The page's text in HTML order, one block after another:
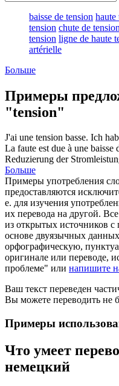
baisse de tension haute
tension chute de tension
tension ligne de haute
artérielle
Больше
Примеры
"tension"
J'ai une tension basse. Ich
La faute est due à une baisse
Reduzierung der
Больше
Примеры употребления
предоставляются
е. для изучения
их перевода на другой.
из открытых источников
основе двуязычных
орфографическую,
оригинале или переводе,
проблеме" или напишите
Ваш текст переведен
Вы можете переводить не
Примеры
Что умеет
немецкий